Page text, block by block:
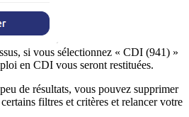
si vous sélectionnez « CDI (941) »
en CDI vous seront restituées.
de résultats, vous pouvez supprimer
filtres et critères et relancer votre